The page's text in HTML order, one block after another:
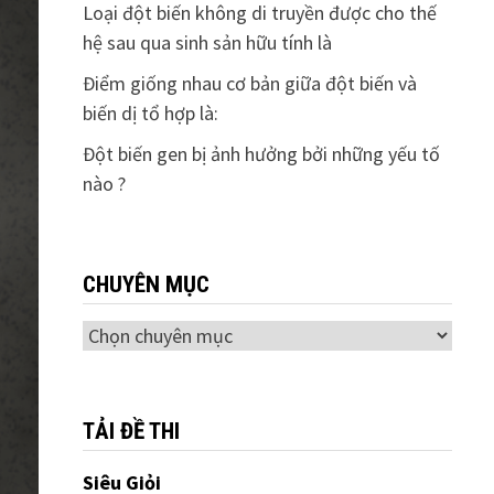
Loại đột biến không di truyền được cho thế
hệ sau qua sinh sản hữu tính là
Điểm giống nhau cơ bản giữa đột biến và
biến dị tổ hợp là:
Đột biến gen bị ảnh hưởng bởi những yếu tố
nào ?
CHUYÊN MỤC
Chuyên
TẢI ĐỀ THI
Siêu Giỏi